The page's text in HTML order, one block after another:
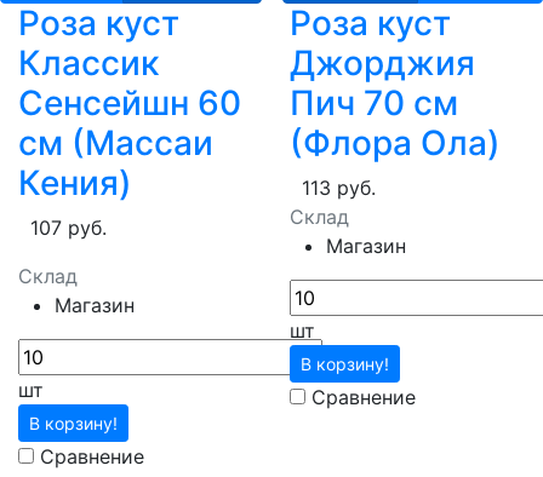
Роза куст
Классик
Сенсейшн 60
см (Массаи
Кения)
107 руб.
Склад
Магазин
шт
В корзину!
Сравнение
Роза куст
Джорджия
Пич 70 см
(Флора Ола)
113 руб.
Склад
Магазин
шт
В корзину!
Сравнение